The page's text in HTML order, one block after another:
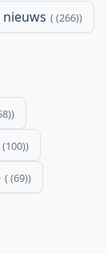
nieuws (266)
(100)
(69)